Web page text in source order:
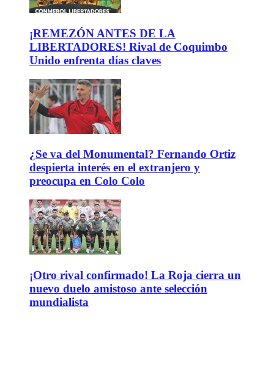
¡REMEZÓN ANTES DE LA
LIBERTADORES! Rival de Coquimbo
Unido enfrenta días claves
¿Se va del Monumental? Fernando Ortiz
despierta interés en el extranjero y
preocupa en Colo Colo
¡Otro rival confirmado! La Roja cierra un
nuevo duelo amistoso ante selección
mundialista